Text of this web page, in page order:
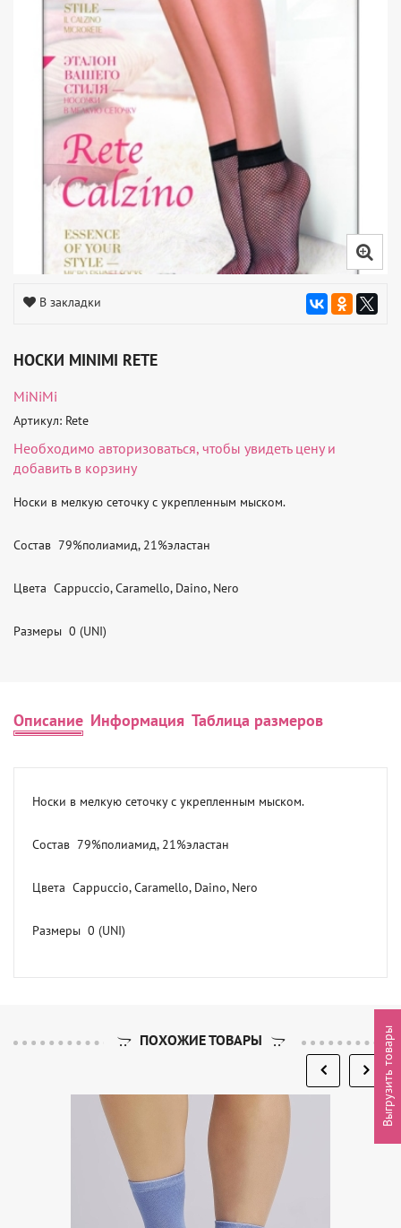
В закладки
НОСКИ MINIMI RETE
MiNiMi
Артикул: Rete
Необходимо авторизоваться, чтобы увидеть цену и
добавить в корзину
Носки в мелкую сеточку с укрепленным мыском.
Состав  79%полиамид, 21%эластан
Цвета  Cappuccio, Caramello, Daino, Nero
Размеры  0 (UNI)
Описание Информация Таблица размеров
Носки в мелкую сеточку с укрепленным мыском.
Состав  79%полиамид, 21%эластан
Цвета  Cappuccio, Caramello, Daino, Nero
Размеры  0 (UNI)
ПОХОЖИЕ ТОВАРЫ Выгрузить товары